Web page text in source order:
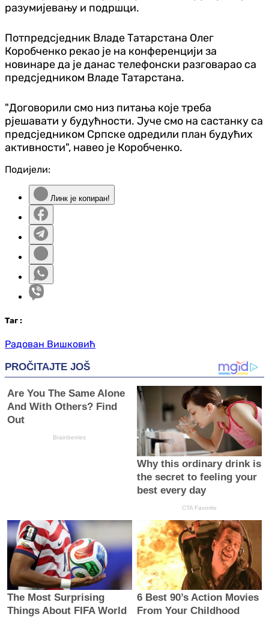
разумијевању и подршци.
Потпредсједник Владе Татарстана Олег
Коробченко рекао је на конференцији за
новинаре да је данас телефонски разговарао са
предсједником Владе Татарстана.
"Договорили смо низ питања које треба
рјешавати у будућности. Јуче смо на састанку са
предсједником Српске одредили план будућих
активности", навео је Коробченко.
Подијели:
Линк је копиран!
Таг :
Радован Вишковић